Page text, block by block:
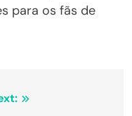
para os fãs de